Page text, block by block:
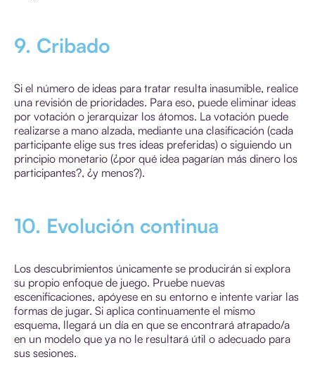
9. Cribado
Si el número de ideas para tratar resulta inasumible, realice
una revisión de prioridades. Para eso, puede eliminar ideas
por votación o jerarquizar los átomos. La votación puede
realizarse a mano alzada, mediante una clasificación (cada
participante elige sus tres ideas preferidas) o siguiendo un
principio monetario (¿por qué idea pagarían más dinero los
participantes?, ¿y menos?).
10. Evolución continua
Los descubrimientos únicamente se producirán si explora
su propio enfoque de juego. Pruebe nuevas
escenificaciones, apóyese en su entorno e intente variar las
formas de jugar. Si aplica continuamente el mismo
esquema, llegará un día en que se encontrará atrapado/a
en un modelo que ya no le resultará útil o adecuado para
sus sesiones.